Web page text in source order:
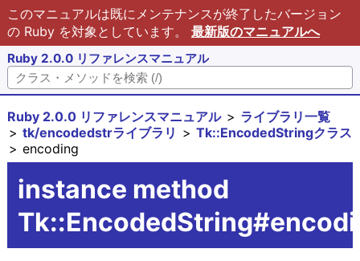
このマニュアルは既にメンテナンスが終了したバージョン
の Ruby を対象としています。 最新版のマニュアルへ
Ruby 2.0.0 リファレンスマニュアル
Ruby 2.0.0 リファレンスマニュアル
ライブラリ一覧
tk/encodedstrライブラリ
Tk::EncodedStringクラス
encoding
instance method